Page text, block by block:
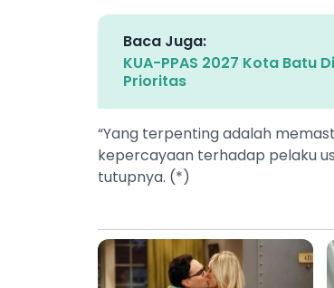
Baca Juga:
KUA-PPAS 2027 Kota Batu
Prioritas
“Yang terpenting adalah
kepercayaan terhadap pelaku
tutupnya. (*)